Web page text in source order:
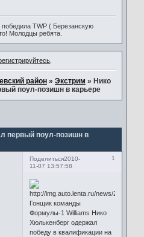
TWP ( Березанскую
Молодцы ребята.
район » Экстрим » Нико
поул-позишн в карьере
первый поул-позишн в
Поделиться 1
2010-
11-07 13:57:58
Гонщик команды
Формулы-1 Williams Нико
Хюлькенберг одержал
победу в квалификации на